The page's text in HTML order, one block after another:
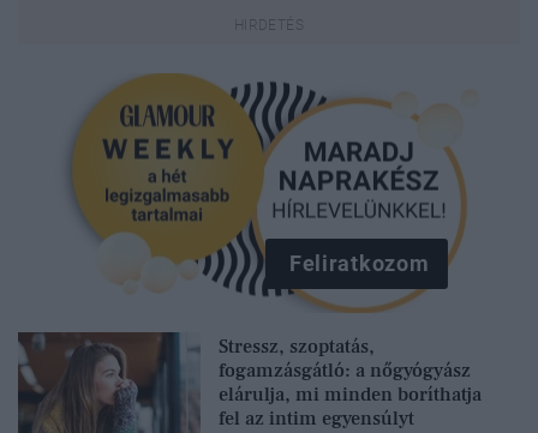
Feliratkozom
Stressz, szoptatás,
fogamzásgátló: a nőgyógyász
elárulja, mi minden boríthatja
fel az intim egyensúlyt